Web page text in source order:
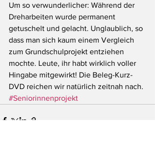
Um so verwunderlicher: Während der
Dreharbeiten wurde permanent
getuschelt und gelacht. Unglaublich, so
dass man sich kaum einem Vergleich
zum Grundschulprojekt entziehen
mochte. Leute, ihr habt wirklich voller
Hingabe mitgewirkt! Die Beleg-Kurz-
DVD reichen wir natürlich zeitnah nach.
#Seniorinnenprojekt